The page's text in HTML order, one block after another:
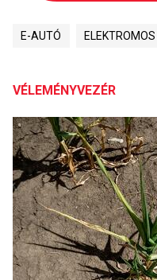
E-AUTÓ
VÉLEMÉNYVEZÉR